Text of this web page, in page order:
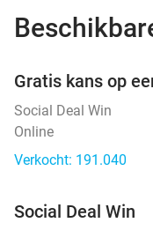
Gratis kans op
Social Deal Win
Online
Verkocht: 191.040
Social Deal Win